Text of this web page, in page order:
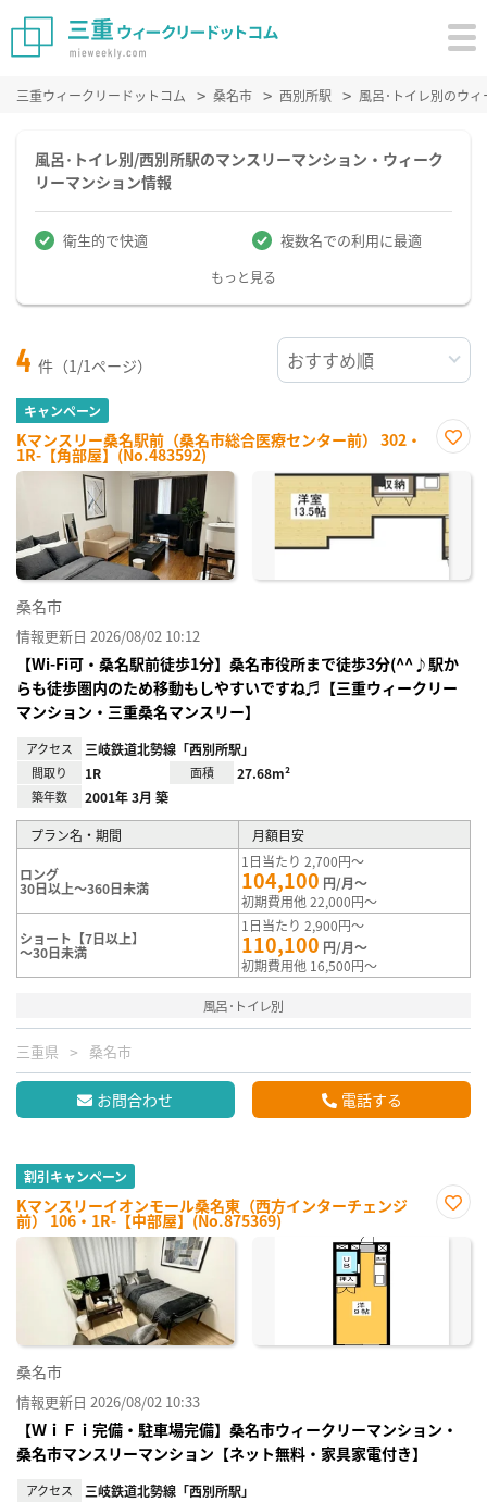
三重ウィークリードットコム 桑名市 西別所駅 風呂･トイレ別のウ
風呂･トイレ別/西別所駅のマンスリーマンション・ウィーク
リーマンション情報
衛生的で快適 複数名での利用に最適
もっと見る
4 件（1/1ページ）
キャンペーン
Kマンスリー桑名駅前（桑名市総合医療センター前） 302・
1R-【角部屋】(No.483592)
に入
り登
桑名市
情報更新日 2026/08/02 10:12
【Wi-Fi可・桑名駅前徒歩1分】桑名市役所まで徒歩3分(^^♪駅か
らも徒歩圏内のため移動もしやすいですね♬【三重ウィークリー
マンション・三重桑名マンスリー】
アクセス 三岐鉄道北勢線「西別所駅」
間取り 1R 面積 27.68m²
築年数 2001年 3月 築
プラン名・期間 月額目安
ロング
30日以上～360日未満
1日当たり 2,700円～
104,100 円/月～
初期費用他 22,000円～
ショート【7日以上】
～30日未満
1日当たり 2,900円～
110,100 円/月～
初期費用他 16,500円～
風呂･トイレ別
三重県 桑名市
お問合わせ 電話する
割引キャンペーン
Kマンスリーイオンモール桑名東（西方インターチェンジ
前） 106・1R-【中部屋】(No.875369)
に入
桑名市
情報更新日 2026/08/02 10:33
【ＷｉＦｉ完備・駐車場完備】桑名市ウィークリーマンション・
桑名市マンスリーマンション【ネット無料・家具家電付き】
アクセス 三岐鉄道北勢線「西別所駅」